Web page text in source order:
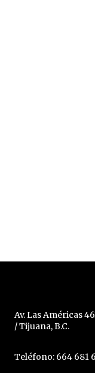
Av. Las Américas
/ Tijuana, B.C.
Teléfono: 664 681